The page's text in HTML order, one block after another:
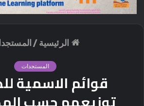
الرئيسية /
المستجدات
قوائم الاسمية